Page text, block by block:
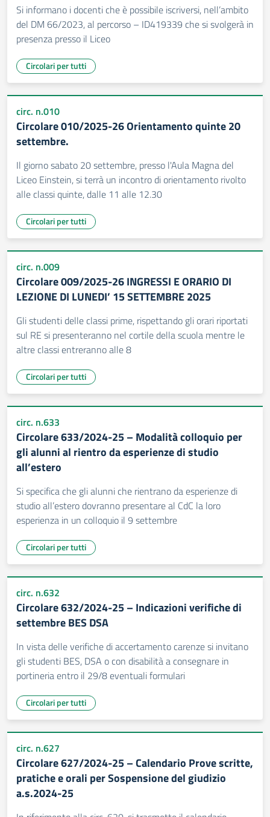
Si informano i docenti che è possibile iscriversi, nell’ambito
del DM 66/2023, al percorso – ID419339 che si svolgerà in
presenza presso il Liceo
Circolari per tutti
circ. n.010
Circolare 010/2025-26 Orientamento quinte 20
settembre.
Il giorno sabato 20 settembre, presso l'Aula Magna del
Liceo Einstein, si terrà un incontro di orientamento rivolto
alle classi quinte, dalle 11 alle 12.30
Circolari per tutti
circ. n.009
Circolare 009/2025-26 INGRESSI E ORARIO DI
LEZIONE DI LUNEDI’ 15 SETTEMBRE 2025
Gli studenti delle classi prime, rispettando gli orari riportati
sul RE si presenteranno nel cortile della scuola mentre le
altre classi entreranno alle 8
Circolari per tutti
circ. n.633
Circolare 633/2024-25 – Modalità colloquio per
gli alunni al rientro da esperienze di studio
all’estero
Si specifica che gli alunni che rientrano da esperienze di
studio all’estero dovranno presentare al CdC la loro
esperienza in un colloquio il 9 settembre
Circolari per tutti
circ. n.632
Circolare 632/2024-25 – Indicazioni verifiche di
settembre BES DSA
In vista delle verifiche di accertamento carenze si invitano
gli studenti BES, DSA o con disabilità a consegnare in
portineria entro il 29/8 eventuali formulari
Circolari per tutti
circ. n.627
Circolare 627/2024-25 – Calendario Prove scritte,
pratiche e orali per Sospensione del giudizio
a.s.2024-25